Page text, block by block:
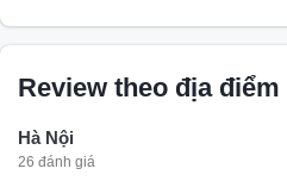
Review theo địa điểm
Hà Nội
26 đánh giá